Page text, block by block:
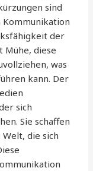
sind
der
Mühe, diese
was
kann. Der
sich
Sie schaffen
die sich